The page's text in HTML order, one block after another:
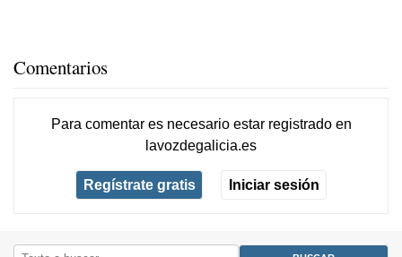
Comentarios
Para comentar es necesario estar registradoen
lavozdegalicia.es
Regístrate gratis Iniciar sesión